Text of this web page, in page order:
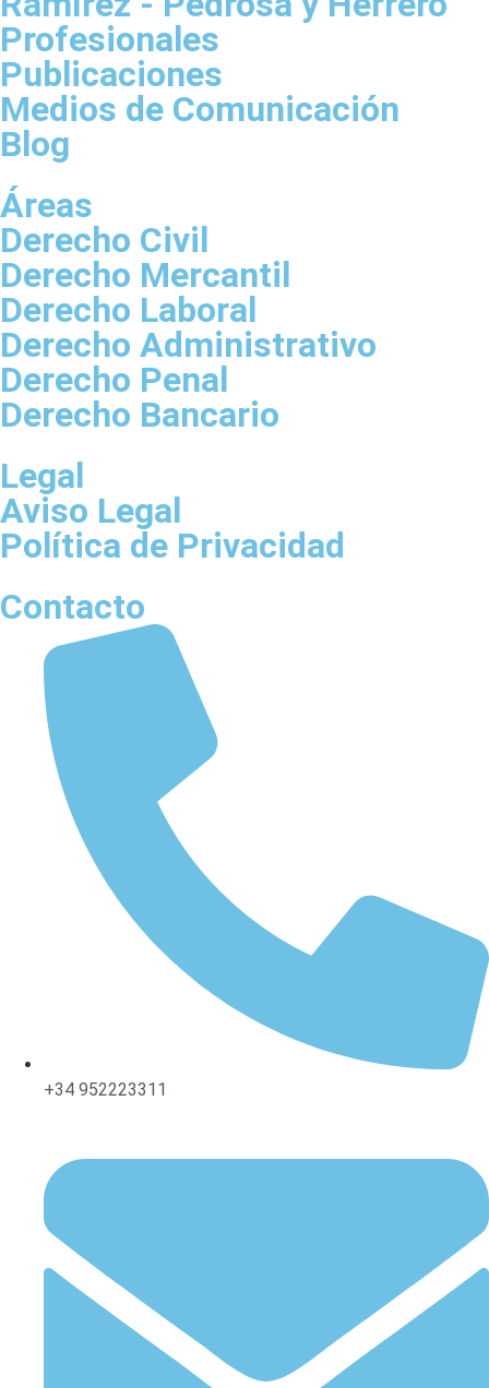
Profesionales
Publicaciones
Medios de Comunicación
Blog
Áreas
Derecho Civil
Derecho Mercantil
Derecho Laboral
Derecho Administrativo
Derecho Penal
Derecho Bancario
Legal
Aviso Legal
Política de Privacidad
Contacto
+34 952223311